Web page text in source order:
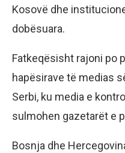
Kosovë dhe
dobësuara.
Fatkeqësisht rajoni po
hapësirave të medias
Serbi, ku media e
sulmohen gazetarët e
Bosnja dhe